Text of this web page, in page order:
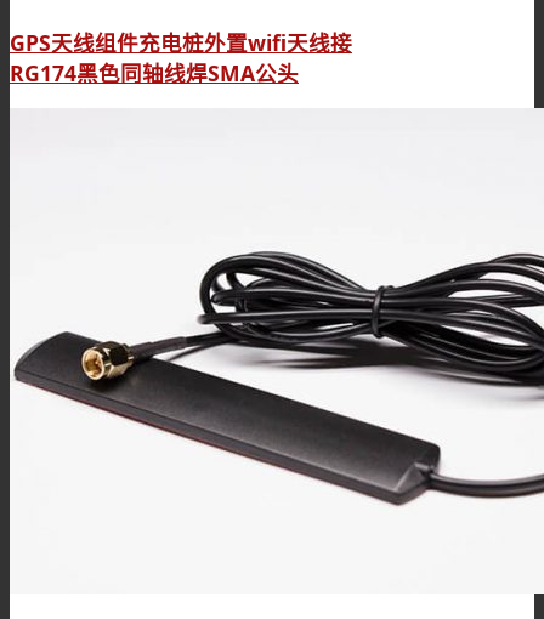
GPS天线组件充电桩外置wifi天线接
RG174黑色同轴线焊SMA公头